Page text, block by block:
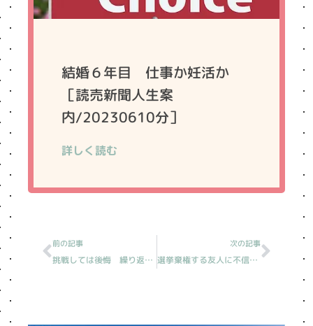
結婚６年目 仕事か妊活か
［読売新聞人生案
内/20230610分］
詳しく読む
前の記事
挑戦しては後悔 繰り返す［読売新聞人生案内］
次の記事
選挙棄権する友人に不信感［読売新聞人生案内］
Next